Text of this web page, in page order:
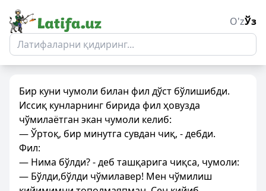
O'zЎз
Бир куни чумоли билан фил дўст бўлишибди.
Иссиқ кунларнинг бирида фил ҳовузда
чўмилаётган экан чумоли келиб:
— Ўртоқ, бир минутга сувдан чиқ, - дебди.
Фил:
— Нима бўлди? - деб ташқарига чиқса, чумоли:
— Бўлди,бўлди чўмилавер! Мен чўмилиш